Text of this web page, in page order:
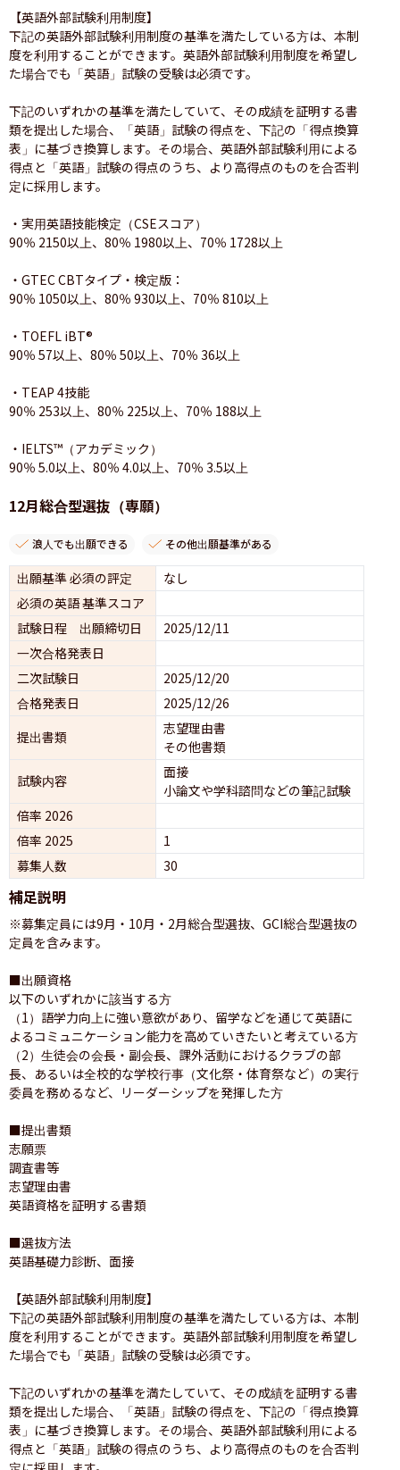
【英語外部試験利用制度】
下記の英語外部試験利用制度の基準を満たしている方は、本制
度を利用することができます。英語外部試験利用制度を希望し
た場合でも「英語」試験の受験は必須です。
下記のいずれかの基準を満たしていて、その成績を証明する書
類を提出した場合、「英語」試験の得点を、下記の「得点換算
表」に基づき換算します。その場合、英語外部試験利用による
得点と「英語」試験の得点のうち、より高得点のものを合否判
定に採用します。
・実用英語技能検定（CSEスコア）
90％ 2150以上、80％ 1980以上、70％ 1728以上
・GTEC CBTタイプ・検定版：
90％ 1050以上、80％ 930以上、70％ 810以上
・TOEFL iBT®
90％ 57以上、80％ 50以上、70％ 36以上
・TEAP 4技能
90％ 253以上、80％ 225以上、70％ 188以上
・IELTS™（アカデミック）
90％ 5.0以上、80％ 4.0以上、70％ 3.5以上
12月総合型選抜（専願）
浪人でも出願できる その他出願基準がある
出願基準 必須の評定
なし
必須の英語 基準スコア
試験日程 出願締切日
2025/12/11
一次合格発表日
二次試験日
2025/12/20
合格発表日
2025/12/26
提出書類
志望理由書
その他書類
試験内容
面接
小論文や学科諮問などの筆記試験
倍率 2026
倍率 2025
1
募集人数
30
補足説明
※募集定員には9月・10月・2月総合型選抜、GCI総合型選抜の
定員を含みます。
■出願資格
以下のいずれかに該当する方
（1）語学力向上に強い意欲があり、留学などを通じて英語に
よるコミュニケーション能力を高めていきたいと考えている方
（2）生徒会の会長・副会長、課外活動におけるクラブの部
長、あるいは全校的な学校行事（文化祭・体育祭など）の実行
委員を務めるなど、リーダーシップを発揮した方
■提出書類
志願票
調査書等
志望理由書
英語資格を証明する書類
■選抜方法
英語基礎力診断、面接
【英語外部試験利用制度】
下記の英語外部試験利用制度の基準を満たしている方は、本制
度を利用することができます。英語外部試験利用制度を希望し
た場合でも「英語」試験の受験は必須です。
下記のいずれかの基準を満たしていて、その成績を証明する書
類を提出した場合、「英語」試験の得点を、下記の「得点換算
表」に基づき換算します。その場合、英語外部試験利用による
得点と「英語」試験の得点のうち、より高得点のものを合否判